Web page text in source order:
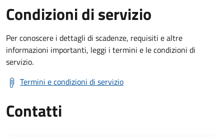
Condizioni di servizio
Per conoscere i dettagli di scadenze, requisiti e altre
informazioni importanti, leggi i termini e le condizioni di
servizio.
Termini e condizioni di servizio
Contatti